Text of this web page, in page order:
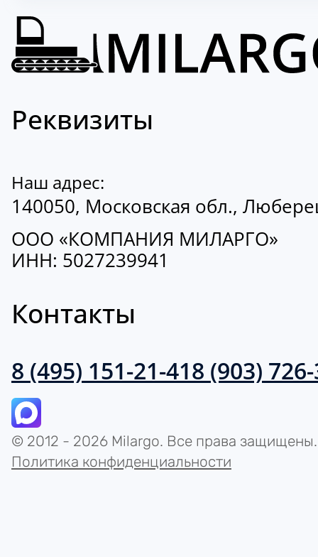
Реквизиты
Наш адрес:
140050, Московская обл.,
ООО «КОМПАНИЯ МИЛАРГО»
ИНН: 5027239941
Контакты
8 (495) 151-21-418 (903)
© 2012 - 2026 Milargo. Все права защищены.
Политика конфиденциальности